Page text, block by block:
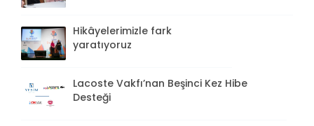
Hikâyelerimizle fark
yaratıyoruz
Lacoste Vakfı’nan Beşinci Kez Hibe
Desteği